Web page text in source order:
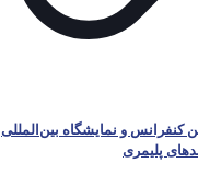
کنفرانس و نمایشگاه بین‌المللی
پلیمری